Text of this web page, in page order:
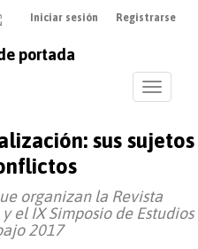
Iniciar sesión Registrarse
Toggle
sus sujetos
organizan la Revista
el IX Simposio de Estudios
2017